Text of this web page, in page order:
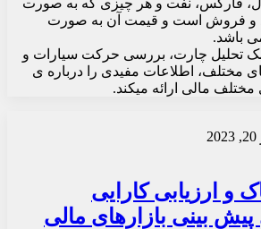
و فروش است و قیمت آن به صورت
باشد.
تحلیل چارت، بررسی حرکت سیارات و
مختلف، اطلاعات مفیدی را درباره ی
مختلف مالی ارائه میکند.
و ارزیابی کارایی
بینی بازارهای مالی